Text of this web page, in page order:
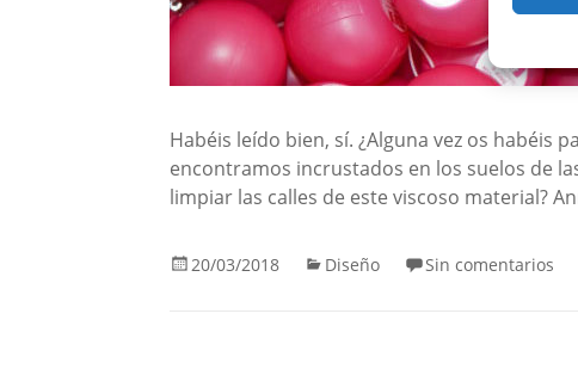
Habéis leído bien, sí. ¿Alguna vez os habéis
encontramos incrustados en los suelos de
limpiar las calles de este viscoso material?
20/03/2018 Diseño Sin comentarios